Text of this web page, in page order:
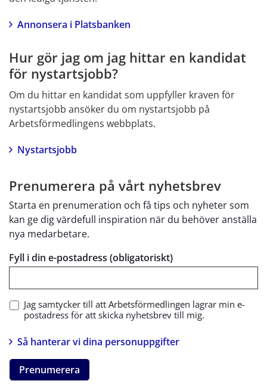
Annonsera i Platsbanken
Hur gör jag om jag hittar en kandidat
för nystartsjobb?
Om du hittar en kandidat som uppfyller kraven för
nystartsjobb ansöker du om nystartsjobb på
Arbetsförmedlingens webbplats.
Nystartsjobb
Prenumerera på vårt nyhetsbrev
Starta en prenumeration och få tips och nyheter som
kan ge dig värdefull inspiration när du behöver anställa
nya medarbetare.
Fyll i din e-postadress (obligatoriskt)
Jag samtycker till att Arbetsförmedlingen lagrar min e-
postadress för att skicka nyhetsbrev till mig.
Så hanterar vi dina personuppgifter
Prenumerera